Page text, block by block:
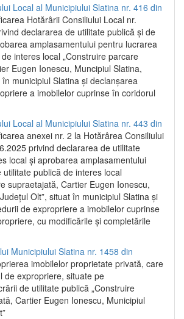
Local al Municipiului Slatina nr. 416 din
Hotărârii Consiliului Local nr.
declararea de utilitate publică și de
amplasamentului pentru lucrarea
interes local „Construire parcare
Eugen Ionescu, Muncipiul Slatina,
municipiul Slatina și declanșarea
a imobilelor cuprinse în coridorul
Local al Municipiului Slatina nr. 443 din
anexei nr. 2 la Hotărârea Consiliului
privind declararea de utilitate
local şi aprobarea amplasamentului
publică de interes local
supraetajată, Cartier Eugen Ionescu,
Olt”, situat în municipiul Slatina şi
de expropriere a imobilelor cuprinse
cu modificările şi completările
Municipiului Slatina nr. 1458 din
imobilelor proprietate privată, care
de expropriere, situate pe
de utilitate publică „Construire
Cartier Eugen Ionescu, Municipiul